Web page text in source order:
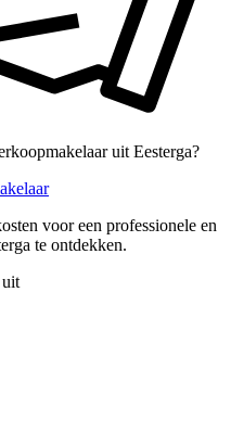
uit Eesterga?
voor een professionele en
te ontdekken.
uit